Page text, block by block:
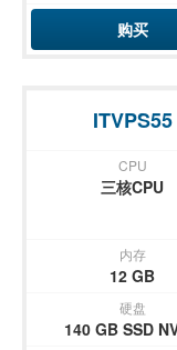
购买
ITVPS55
CPU
三核CPU
内存
12 GB
硬盘
140 GB SSD